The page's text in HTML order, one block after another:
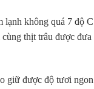
lạnh không quá 7 độ
thịt trâu được
giữ được độ tươi